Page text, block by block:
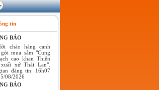
niềm tin của khách hàng !
tin
BÁO
chào hàng cạnh
mua sắm "Cung
cao khan Thiên
xứ Thái Lan".
đăng tin: 16h07
08/2026
BÁO